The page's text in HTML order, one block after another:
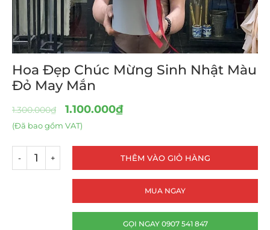
Hoa Đẹp Chúc Mừng Sinh Nhật Màu
Đỏ May Mắn
1.300.000₫ 1.100.000₫
(Đã bao gồm VAT)
THÊM VÀO GIỎ HÀNG
MUA NGAY
GỌI NGAY 0907 541 847